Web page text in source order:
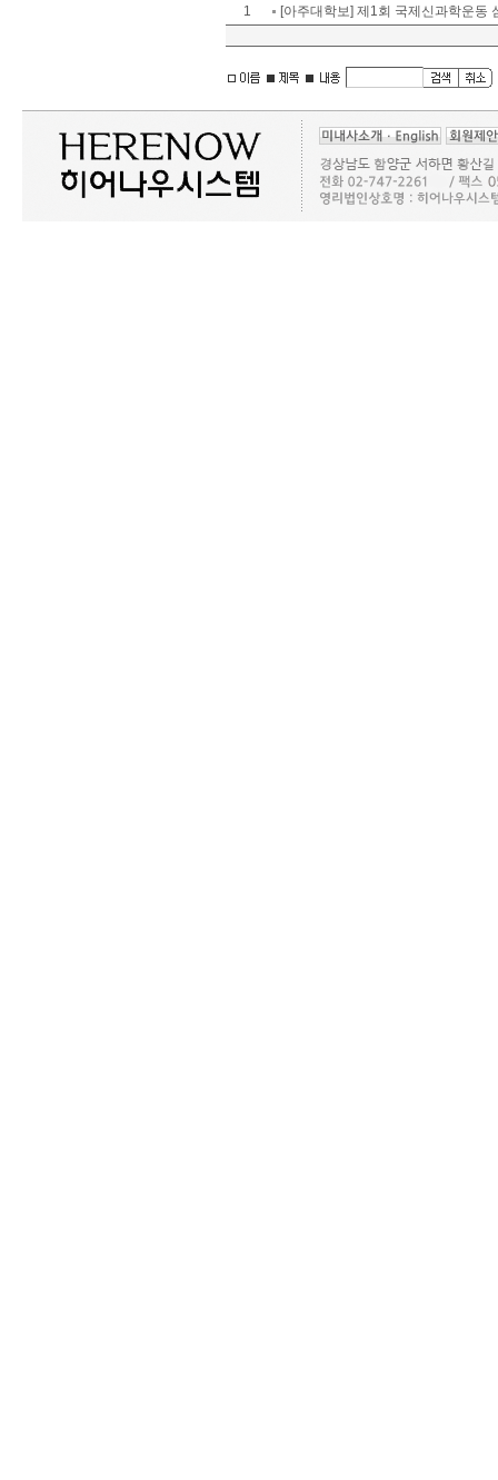
1
[아주대학보] 제1회 국제신과학운동